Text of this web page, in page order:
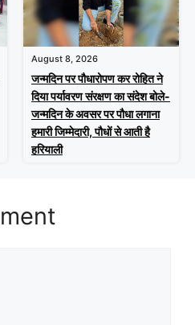
August 8, 2026
जन्मदिन पर पौधारोपण कर रोहित ने
दिया पर्यावरण संरक्षण का संदेश बोले-
जन्मदिन के अवसर पर पौधा लगाना
हमारी जिम्मेदारी, पौधों से आती है
हरियाली